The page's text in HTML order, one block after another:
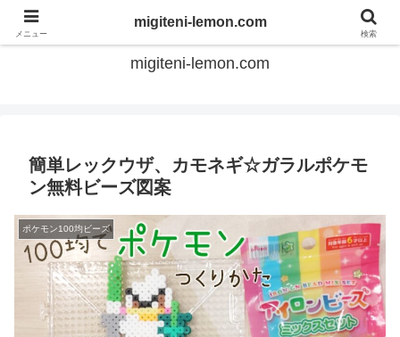
てのひらアイロンビーズ
migiteni-lemon.com
簡単レックウザ、カモネギ☆ガラルポケモ
ン無料ビーズ図案
ポケモン100均ビーズ
メニュー
migiteni-lemon.com
検索